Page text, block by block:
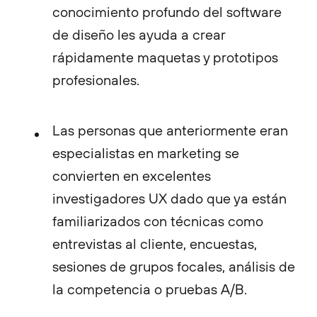
conocimiento profundo del software
de diseño les ayuda a crear
rápidamente maquetas y prototipos
profesionales.
Las personas que anteriormente eran
especialistas en marketing se
convierten en excelentes
investigadores UX dado que ya están
familiarizados con técnicas como
entrevistas al cliente, encuestas,
sesiones de grupos focales, análisis de
la competencia o pruebas A/B.